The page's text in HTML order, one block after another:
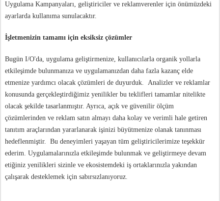
Uygulama Kampanyaları, geliştiriciler ve reklamverenler için önümüzdeki
ayarlarda kullanıma sunulacaktır.
İşletmenizin tamamı için eksiksiz çözümler
Bugün I/O'da, uygulama geliştirmenize, kullanıcılarla organik yollarla
etkileşimde bulunmanıza ve uygulamanızdan daha fazla kazanç elde
etmenize yardımcı olacak çözümleri de duyurduk. Analizler ve reklamlar
konusunda gerçekleştirdiğimiz yenilikler bu teklifleri tamamlar nitelikte
olacak şekilde tasarlanmıştır. Ayrıca, açık ve güvenilir ölçüm
çözümlerinden ve reklam satın almayı daha kolay ve verimli hale getiren
tanıtım araçlarından yararlanarak işinizi büyütmenize olanak tanınması
hedeflenmiştir. Bu deneyimleri yaşayan tüm geliştiricilerimize teşekkür
ederim. Uygulamalarınızla etkileşimde bulunmak ve geliştirmeye devam
etiğiniz yenilikleri sizinle ve ekosistemdeki iş ortaklarınızla yakından
çalışarak desteklemek için sabırsızlanıyoruz.